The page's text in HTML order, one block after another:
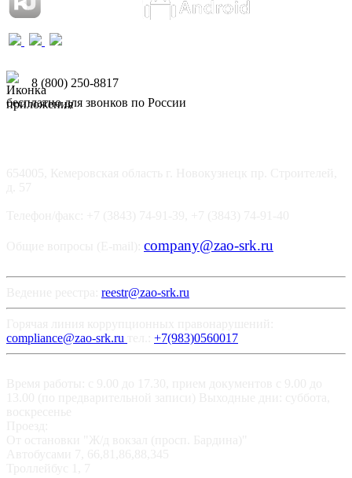
8 (800) 250-8817
бесплатно для звонков по России
company@zao-srk.ru
reestr@zao-srk.ru
compliance@zao-srk.ru
+7(983)0560017